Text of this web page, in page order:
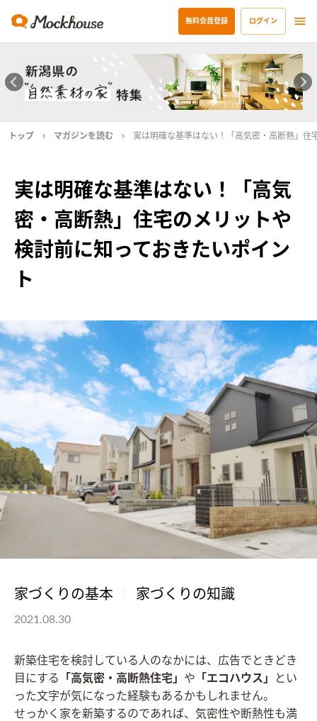
無料会員登録 ログイン
トップ マガジンを読む 実は明確な基準はない！「高気密・高断熱」住
実は明確な基準はない！「高気
密・高断熱」住宅のメリットや
検討前に知っておきたいポイン
ト
家づくりの基本 家づくりの知識
2021.08.30
新築住宅を検討している人のなかには、広告でときどき
目にする
「高気密・高断熱住宅」 や 「エコハウス」
とい
った文字が気になった経験もあるかもしれません。
せっかく家を新築するのであれば、気密性や断熱性も満